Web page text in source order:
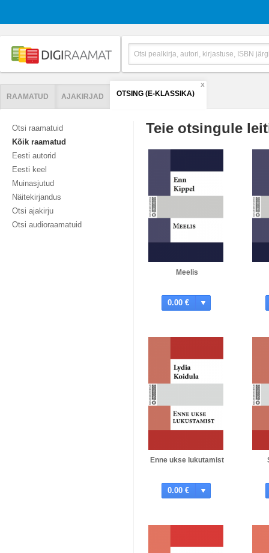
RAAMATUD AJAKIRJAD OTSING (E-KLASSIKA)
X
Otsi raamatuid
Kõik raamatud
Eesti autorid
Eesti keel
Muinasjutud
Näitekirjandus
Otsi ajakirju
Otsi audioraamatuid
Teie otsingule
Meelis
0.00 €
Enne ukse lukutamist
0.00 €